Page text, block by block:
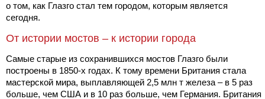
о том, как Глазго стал тем городом, которым является
сегодня.
От истории мостов – к истории города
Самые старые из сохранившихся мостов Глазго были
построены в 1850-х годах. К тому времени Британия стала
мастерской мира, выплавляющей 2,5 млн т железа – в 5 раз
больше, чем США и в 10 раз больше, чем Германия. Британия